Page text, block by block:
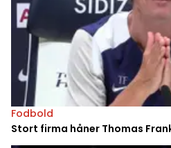
Fodbold
Stort firma håner Thomas